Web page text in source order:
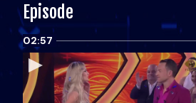
Episode
02:57